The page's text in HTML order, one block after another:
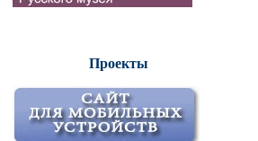
Проекты